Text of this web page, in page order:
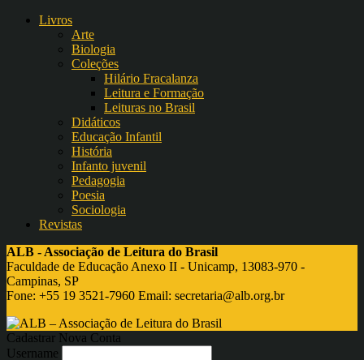
Livros
Arte
Biologia
Coleções
Hilário Fracalanza
Leitura e Formação
Leituras no Brasil
Didáticos
Educação Infantil
História
Infanto juvenil
Pedagogia
Poesia
Sociologia
Revistas
ALB - Associação de Leitura do Brasil
Faculdade de Educação Anexo II - Unicamp, 13083-970 -
Campinas, SP
Fone: +55 19 3521-7960 Email: secretaria@alb.org.br
Cadastrar Nova Conta
Username